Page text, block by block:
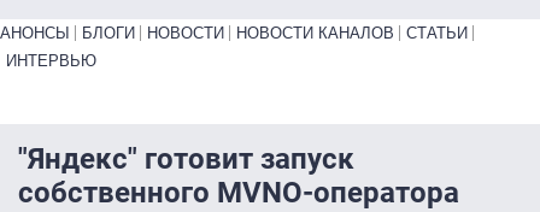
Primary links bottom
АНОНСЫ БЛОГИ НОВОСТИ НОВОСТИ КАНАЛОВ
СТАТЬИ
ИНТЕРВЬЮ
"Яндекс" готовит запуск
собственного MVNO-оператора